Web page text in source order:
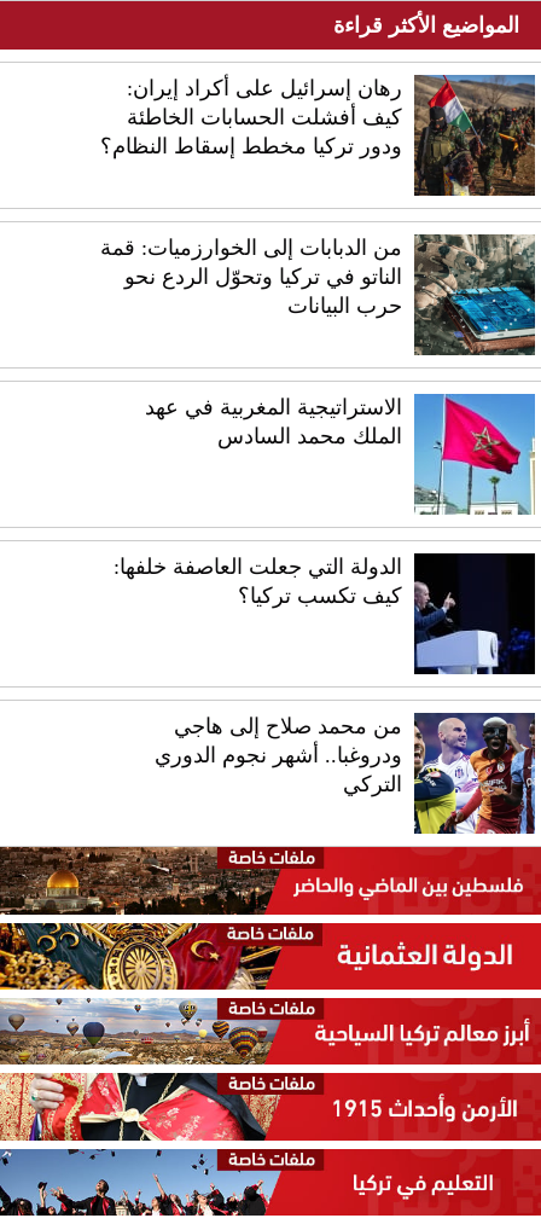
المواضيع الأكثر قراءة
رهان إسرائيل على أكراد إيران:
كيف أفشلت الحسابات الخاطئة
ودور تركيا مخطط إسقاط النظام؟
من الدبابات إلى الخوارزميات: قمة
الناتو في تركيا وتحوّل الردع نحو
حرب البيانات
الاستراتيجية المغربية في عهد
الملك محمد السادس
الدولة التي جعلت العاصفة خلفها:
كيف تكسب تركيا؟
من محمد صلاح إلى هاجي
ودروغبا.. أشهر نجوم الدوري
التركي